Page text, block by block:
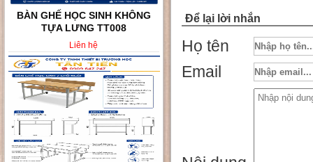
BÀN GHẾ HỌC SINH KHÔNG
TỰA LƯNG TT008
Liên hệ
Để lại lời nhắn
Họ tên
Email